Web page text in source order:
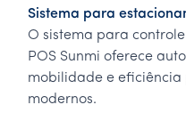
Sistema para
O sistema para
POS Sunmi oferece
mobilidade e eficiência
modernos.